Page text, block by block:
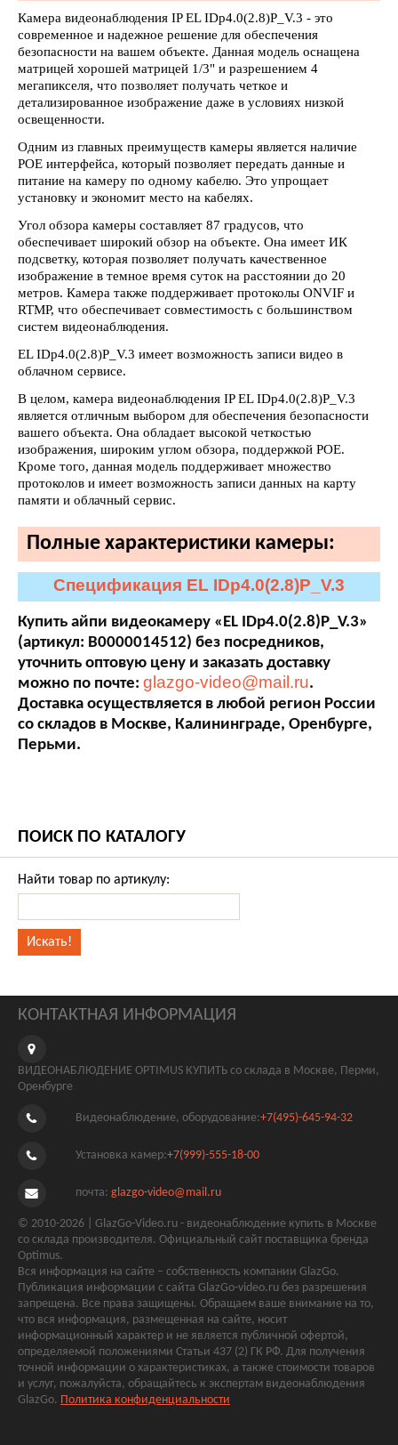
Камера видеонаблюдения IP EL IDp4.0(2.8)P_V.3 - это
современное и надежное решение для обеспечения
безопасности на вашем объекте. Данная модель оснащена
матрицей хорошей матрицей 1/3" и разрешением 4
мегапикселя, что позволяет получать четкое и
детализированное изображение даже в условиях низкой
освещенности.
Одним из главных преимуществ камеры является наличие
POE интерфейса, который позволяет передать данные и
питание на камеру по одному кабелю. Это упрощает
установку и экономит место на кабелях.
Угол обзора камеры составляет 87 градусов, что
обеспечивает широкий обзор на объекте. Она имеет ИК
подсветку, которая позволяет получать качественное
изображение в темное время суток на расстоянии до 20
метров. Камера также поддерживает протоколы ONVIF и
RTMP, что обеспечивает совместимость с большинством
систем видеонаблюдения.
EL IDp4.0(2.8)P_V.3 имеет возможность записи видео в
облачном сервисе.
В целом, камера видеонаблюдения IP EL IDp4.0(2.8)P_V.3
является отличным выбором для обеспечения безопасности
вашего объекта. Она обладает высокой четкостью
изображения, широким углом обзора, поддержкой POE.
Кроме того, данная модель поддерживает множество
протоколов и имеет возможность записи данных на карту
памяти и облачный сервис.
Полные характеристики камеры:
Спецификация EL IDp4.0(2.8)P_V.3
Купить айпи видеокамеру «EL IDp4.0(2.8)P_V.3»
(артикул: В0000014512) без посредников,
уточнить оптовую цену и заказать доставку
можно по почте: glazgo-video@mail.ru.
Доставка осуществляется в любой регион России
со складов в Москве, Калининграде, Оренбурге,
Перьми.
ПОИСК ПО КАТАЛОГУ
Найти товар по артикулу:
КОНТАКТНАЯ ИНФОРМАЦИЯ
ВИДЕОНАБЛЮДЕНИЕ OPTIMUS КУПИТЬ со склада в Москве, Перми,
Оренбурге
Видеонаблюдение, оборудование:+7(495)-645-94-32
Установка камер:+7(999)-555-18-00
почта: glazgo-video@mail.ru
© 2010-2026 | GlazGo-Video.ru - видеонаблюдение купить в Москве
со склада производителя. Официальный сайт поставщика бренда
Optimus.
Вся информация на сайте – собственность компании GlazGo.
Публикация информации с сайта GlazGo-video.ru без разрешения
запрещена. Все права защищены. Обращаем ваше внимание на то,
что вся информация, размещенная на сайте, носит
информационный характер и не является публичной офертой,
определяемой положениями Статьи 437 (2) ГК РФ. Для получения
точной информации о характеристиках, а также стоимости товаров
и услуг, пожалуйста, обращайтесь к экспертам видеонаблюдения
GlazGo. Политика конфиденциальности